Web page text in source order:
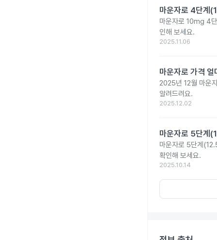
마운자로 4단계
마운자로 10mg 4
인해 보세요.
2025.11.06
마운자로 가격
2025년 12월 마운
알려드려요.
2025.12.02
마운자로 5단계
마운자로 5단계
확인해 보세요.
2025.10.14